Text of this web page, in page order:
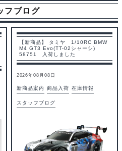
d
i
s
a
g
t l
フブログ
【新商品】 タミヤ 1/10RC BMW
M4 GT3 Evo(TT-02シャーシ)
58751 入荷しました
2026年08月08日
新商品案内 商品入荷 在庫情報
スタッフブログ